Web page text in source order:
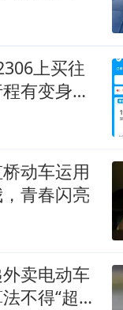
上买往
有变身体
深圳航
动车运用
青春闪亮
卖电动车
不得“超